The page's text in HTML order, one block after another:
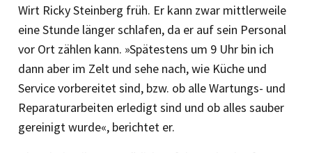
Wirt Ricky Steinberg früh. Er kann zwar mittlerweile
eine Stunde länger schlafen, da er auf sein Personal
vor Ort zählen kann. »Spätestens um 9 Uhr bin ich
dann aber im Zelt und sehe nach, wie Küche und
Service vorbereitet sind, bzw. ob alle Wartungs- und
Reparaturarbeiten erledigt sind und ob alles sauber
gereinigt wurde«, berichtet er.